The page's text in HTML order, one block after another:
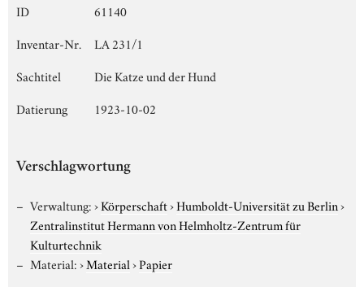
ID
61140
Inventar-Nr.
LA 231/1
Sachtitel
Die Katze und der Hund
Datierung
1923-10-02
Verschlagwortung
Verwaltung:›Körperschaft›Humboldt-Universität zu Berlin›
Zentralinstitut Hermann von Helmholtz-Zentrum für
Kulturtechnik
Material:›Material›Papier